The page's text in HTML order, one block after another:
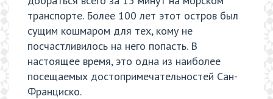
транспорте. Более 100 лет этот остров был
сущим кошмаром для тех, кому не
посчастливилось на него попасть. В
настоящее время, это одна из наиболее
посещаемых достопримечательностей Сан-
Франциско.